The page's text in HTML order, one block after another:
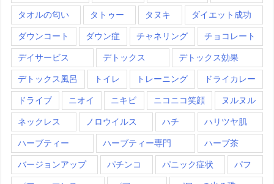
タオルの匂い タトゥー タヌキ ダイエット成功
ダウンコート ダウン症 チャネリング チョコレート
デイサービス デトックス デトックス効果
デトックス風呂 トイレ トレーニング ドライカレー
ドライブ ニオイ ニキビ ニコニコ笑顔 ヌルヌル
ネックレス ノロウイルス ハチ ハリツヤ肌
ハーブティー ハーブティー専門 ハーブ茶
バージョンアップ パチンコ パニック症状 パフ